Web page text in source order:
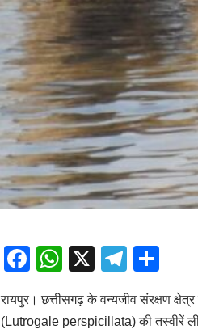
Facebook
WhatsApp
X
रायपुर। छत्तीसगढ़ के वन्यजीव संरक्षण
(Lutrogale perspicillata) की तस्वीरें